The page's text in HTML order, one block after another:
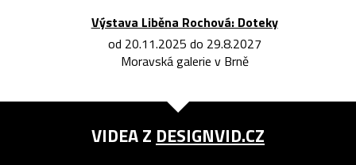
Výstava Liběna Rochová: Doteky
od 20.11.2025 do 29.8.2027
Moravská galerie v Brně
VIDEA Z DESIGNVID.CZ